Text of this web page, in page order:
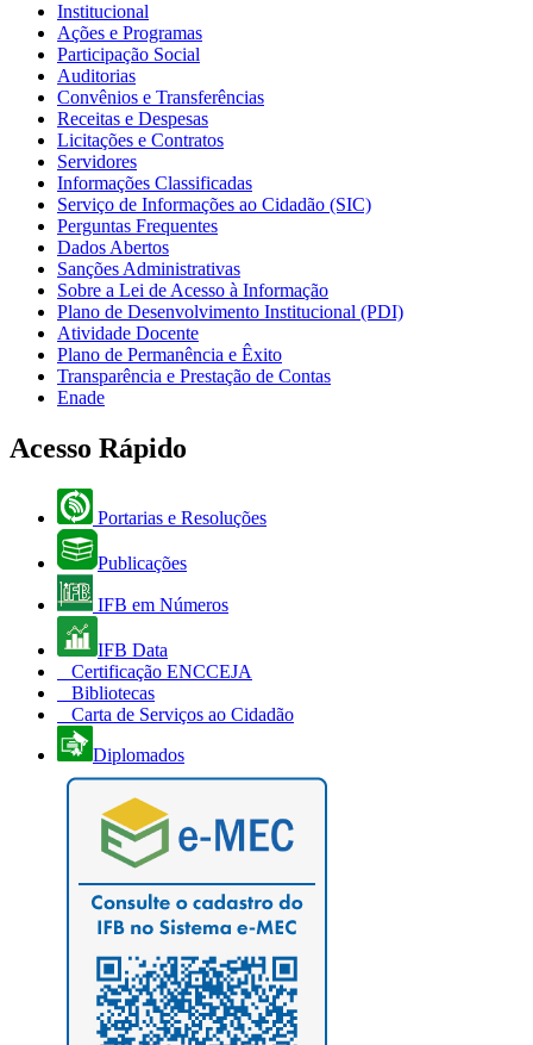
Institucional
Ações e Programas
Participação Social
Auditorias
Convênios e Transferências
Receitas e Despesas
Licitações e Contratos
Servidores
Informações Classificadas
Serviço de Informações ao Cidadão (SIC)
Perguntas Frequentes
Dados Abertos
Sanções Administrativas
Sobre a Lei de Acesso à Informação
Plano de Desenvolvimento Institucional (PDI)
Atividade Docente
Plano de Permanência e Êxito
Transparência e Prestação de Contas
Enade
Acesso Rápido
Portarias e Resoluções
Publicações
IFB em Números
IFB Data
Certificação ENCCEJA
Bibliotecas
Carta de Serviços ao Cidadão
Diplomados